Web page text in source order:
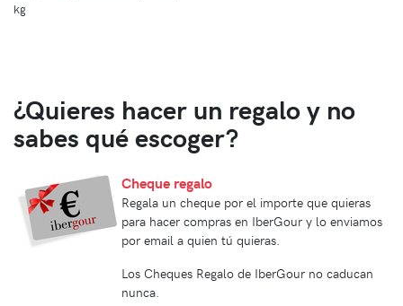
kg
¿Quieres hacer un regalo y no
sabes qué escoger?
Cheque regalo
Regala un cheque por el importe que quieras
para hacer compras en IberGour y lo enviamos
por email a quien tú quieras.
Los Cheques Regalo de IberGour no caducan
nunca.